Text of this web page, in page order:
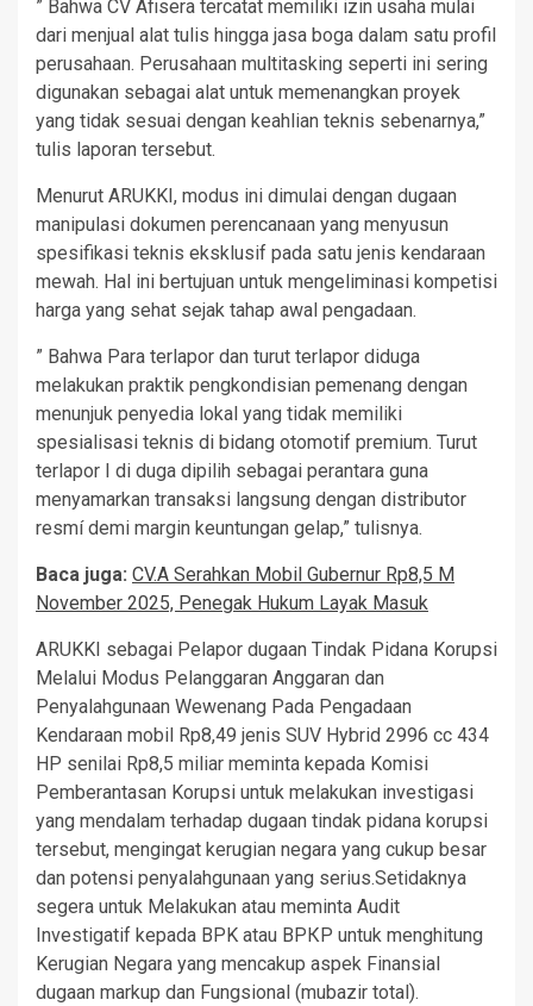
” Bahwa CV Afisera tercatat memiliki izin usaha mulai
dari menjual alat tulis hingga jasa boga dalam satu profil
perusahaan. Perusahaan multitasking seperti ini sering
digunakan sebagai alat untuk memenangkan proyek
yang tidak sesuai dengan keahlian teknis sebenarnya,”
tulis laporan tersebut.
Menurut ARUKKI, modus ini dimulai dengan dugaan
manipulasi dokumen perencanaan yang menyusun
spesifikasi teknis eksklusif pada satu jenis kendaraan
mewah. Hal ini bertujuan untuk mengeliminasi kompetisi
harga yang sehat sejak tahap awal pengadaan.
” Bahwa Para terlapor dan turut terlapor diduga
melakukan praktik pengkondisian pemenang dengan
menunjuk penyedia lokal yang tidak memiliki
spesialisasi teknis di bidang otomotif premium. Turut
terlapor I di duga dipilih sebagai perantara guna
menyamarkan transaksi langsung dengan distributor
resmí demi margin keuntungan gelap,” tulisnya.
Baca juga: CV.A Serahkan Mobil Gubernur Rp8,5 M
November 2025, Penegak Hukum Layak Masuk
ARUKKI sebagai Pelapor dugaan Tindak Pidana Korupsi
Melalui Modus Pelanggaran Anggaran dan
Penyalahgunaan Wewenang Pada Pengadaan
Kendaraan mobil Rp8,49 jenis SUV Hybrid 2996 cc 434
HP senilai Rp8,5 miliar meminta kepada Komisi
Pemberantasan Korupsi untuk melakukan investigasi
yang mendalam terhadap dugaan tindak pidana korupsi
tersebut, mengingat kerugian negara yang cukup besar
dan potensi penyalahgunaan yang serius.Setidaknya
segera untuk Melakukan atau meminta Audit
Investigatif kepada BPK atau ВРКР untuk menghitung
Kerugian Negara yang mencakup aspek Finansial
dugaan markup dan Fungsional (mubazir total).